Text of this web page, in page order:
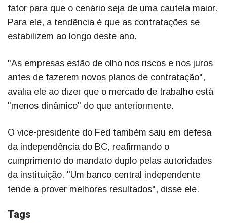
fator para que o cenário seja de uma cautela maior.
Para ele, a tendência é que as contratações se
estabilizem ao longo deste ano.
"As empresas estão de olho nos riscos e nos juros
antes de fazerem novos planos de contratação",
avalia ele ao dizer que o mercado de trabalho está
"menos dinâmico" do que anteriormente.
O vice-presidente do Fed também saiu em defesa
da independência do BC, reafirmando o
cumprimento do mandato duplo pelas autoridades
da instituição. "Um banco central independente
tende a prover melhores resultados", disse ele.
Tags